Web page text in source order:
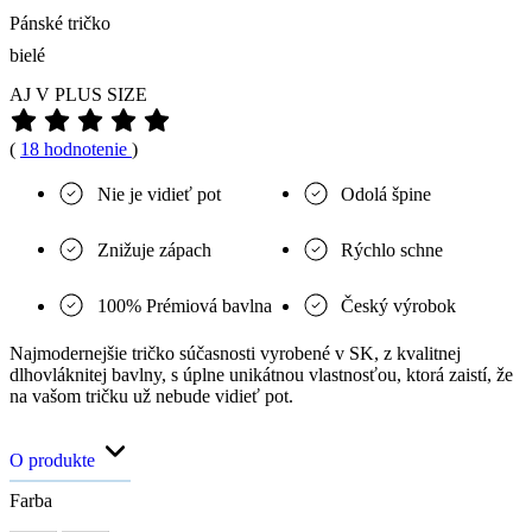
Pánské tričko
bielé
AJ V PLUS SIZE
( 18 hodnotenie )
Nie je vidieť pot Odolá špine
Znižuje zápach Rýchlo schne
100% Prémiová bavlna Český výrobok
Najmodernejšie tričko súčasnosti vyrobené v SK, z kvalitnej
dlhovláknitej bavlny, s úplne unikátnou vlastnosťou, ktorá zaistí, že
na vašom tričku už nebude vidieť pot.
O produkte
Farba